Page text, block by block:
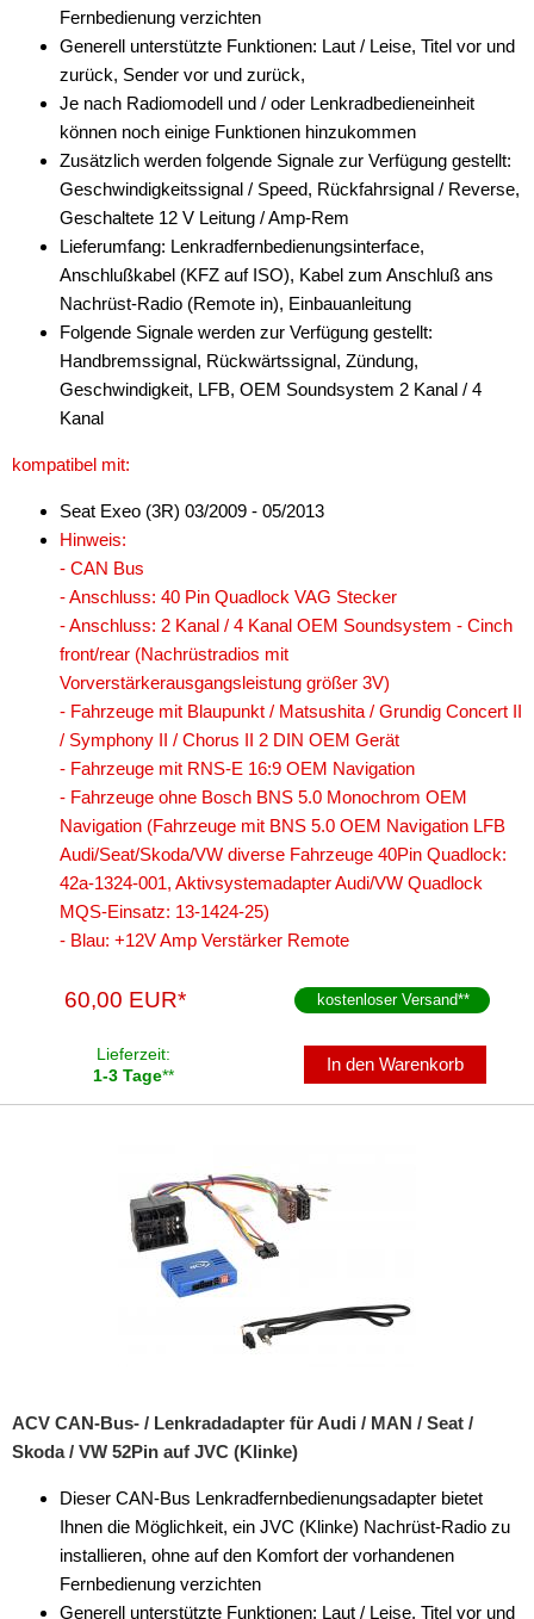
für Porsche
für Renault
für Scania
für Seat
alle Signale + LFB
Alpine
Axion
Blaupunkt
Clarion
Continental
Digital Dynamic
Dynavin
ESX
JVC
Kenwood
Kienzle
Snooper
XZent
für Skoda
für Smart
für Toyota
für Valtra
für Volvo
Fernbedienung verzichten
Generell unterstützte Funktionen: Laut / Leise, Titel vor und
zurück, Sender vor und zurück,
Je nach Radiomodell und / oder Lenkradbedieneinheit
können noch einige Funktionen hinzukommen
Zusätzlich werden folgende Signale zur Verfügung gestellt:
Geschwindigkeitssignal / Speed, Rückfahrsignal / Reverse,
Geschaltete 12 V Leitung / Amp-Rem
Lieferumfang: Lenkradfernbedienungsinterface,
Anschlußkabel (KFZ auf ISO), Kabel zum Anschluß ans
Nachrüst-Radio (Remote in), Einbauanleitung
Folgende Signale werden zur Verfügung gestellt:
Handbremssignal, Rückwärtssignal, Zündung,
Geschwindigkeit, LFB, OEM Soundsystem 2 Kanal / 4
Kanal
kompatibel mit:
Seat Exeo (3R) 03/2009 - 05/2013
Hinweis:
- CAN Bus
- Anschluss: 40 Pin Quadlock VAG Stecker
- Anschluss: 2 Kanal / 4 Kanal OEM Soundsystem - Cinch
front/rear (Nachrüstradios mit
Vorverstärkerausgangsleistung größer 3V)
- Fahrzeuge mit Blaupunkt / Matsushita / Grundig Concert II
/ Symphony II / Chorus II 2 DIN OEM Gerät
- Fahrzeuge mit RNS-E 16:9 OEM Navigation
- Fahrzeuge ohne Bosch BNS 5.0 Monochrom OEM
Navigation (Fahrzeuge mit BNS 5.0 OEM Navigation LFB
Audi/Seat/Skoda/VW diverse Fahrzeuge 40Pin Quadlock:
42a-1324-001, Aktivsystemadapter Audi/VW Quadlock
MQS-Einsatz: 13-1424-25)
- Blau: +12V Amp Verstärker Remote
60,00 EUR* kostenloser Versand**
Lieferzeit:
1-3 Tage**
In den Warenkorb
ACV CAN-Bus- / Lenkradadapter für Audi / MAN / Seat /
Skoda / VW 52Pin auf JVC (Klinke)
Dieser CAN-Bus Lenkradfernbedienungsadapter bietet
Ihnen die Möglichkeit, ein JVC (Klinke) Nachrüst-Radio zu
installieren, ohne auf den Komfort der vorhandenen
Fernbedienung verzichten
Generell unterstützte Funktionen: Laut / Leise, Titel vor und